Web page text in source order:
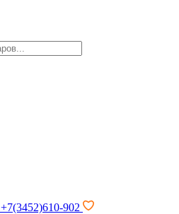
+7(3452)610-902